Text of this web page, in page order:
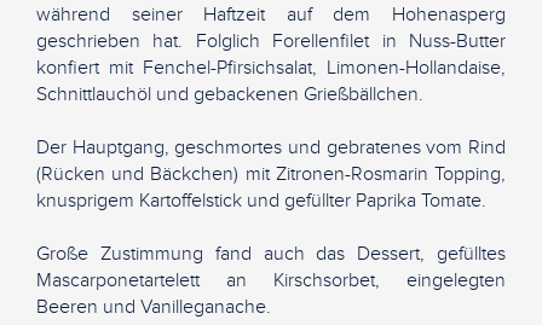
während seiner Haftzeit auf dem Hohenasperg
geschrieben hat. Folglich Forellenfilet in Nuss-Butter
konfiert mit Fenchel-Pfirsichsalat, Limonen-Hollandaise,
Schnittlauchöl und gebackenen Grießbällchen.
Der Hauptgang, geschmortes und gebratenes vom Rind
(Rücken und Bäckchen) mit Zitronen-Rosmarin Topping,
knusprigem Kartoffelstick und gefüllter Paprika Tomate.
Große Zustimmung fand auch das Dessert, gefülltes
Mascarponetartelett an Kirschsorbet, eingelegten
Beeren und Vanilleganache.